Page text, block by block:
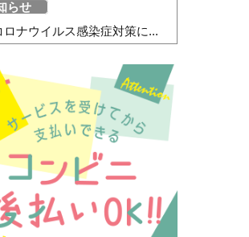
らせ
ロナウイルス感染症対策に...